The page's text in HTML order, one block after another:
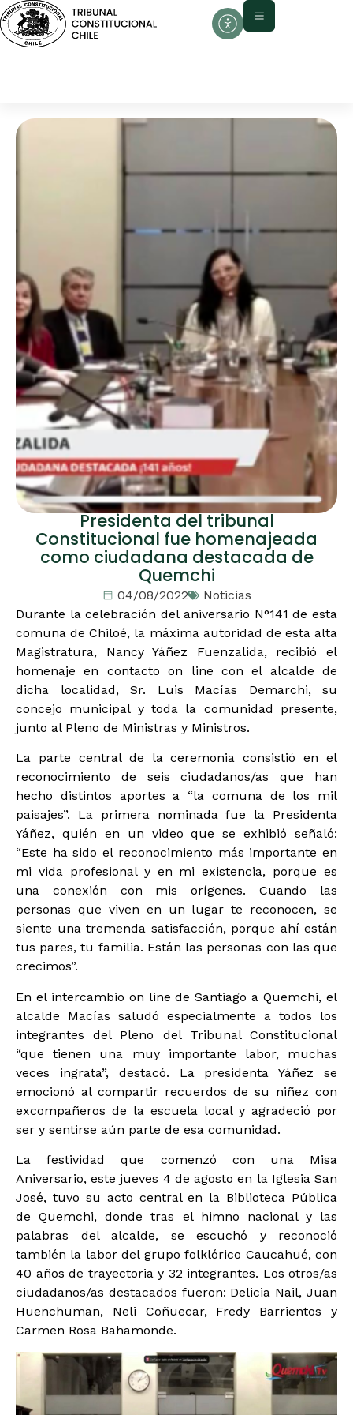
Presidenta del tribunal
Constitucional fue homenajeada
como ciudadana destacada de
Quemchi
04/08/2022
Noticias
Durante la celebración del aniversario N°141 de esta
comuna de Chiloé, la máxima autoridad de esta alta
Magistratura, Nancy Yáñez Fuenzalida, recibió el
homenaje en contacto on line con el alcalde de
dicha localidad, Sr. Luis Macías Demarchi, su
concejo municipal y toda la comunidad presente,
junto al Pleno de Ministras y Ministros.
La parte central de la ceremonia consistió en el
reconocimiento de seis ciudadanos/as que han
hecho distintos aportes a “la comuna de los mil
paisajes”. La primera nominada fue la Presidenta
Yáñez, quién en un video que se exhibió señaló:
“Este ha sido el reconocimiento más importante en
mi vida profesional y en mi existencia, porque es
una conexión con mis orígenes. Cuando las
personas que viven en un lugar te reconocen, se
siente una tremenda satisfacción, porque ahí están
tus pares, tu familia. Están las personas con las que
crecimos”.
En el intercambio on line de Santiago a Quemchi, el
alcalde Macías saludó especialmente a todos los
integrantes del Pleno del Tribunal Constitucional
“que tienen una muy importante labor, muchas
veces ingrata”, destacó. La presidenta Yáñez se
emocionó al compartir recuerdos de su niñez con
excompañeros de la escuela local y agradeció por
ser y sentirse aún parte de esa comunidad.
La festividad que comenzó con una Misa
Aniversario, este jueves 4 de agosto en la Iglesia San
José, tuvo su acto central en la Biblioteca Pública
de Quemchi, donde tras el himno nacional y las
palabras del alcalde, se escuchó y reconoció
también la labor del grupo folklórico Caucahué, con
40 años de trayectoria y 32 integrantes. Los otros/as
ciudadanos/as destacados fueron: Delicia Nail, Juan
Huenchuman, Neli Coñuecar, Fredy Barrientos y
Carmen Rosa Bahamonde.